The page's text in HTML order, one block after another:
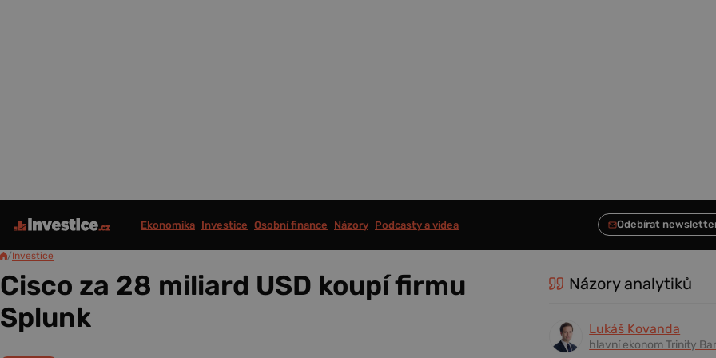
Ekonomika Investice Osobní finance Názory Podcasty a videa
/Investice
Cisco za 28 miliard USD koupí firmu
Splunk
Názory analytiků
Lukáš Kovanda
hlavní ekonom Trinity